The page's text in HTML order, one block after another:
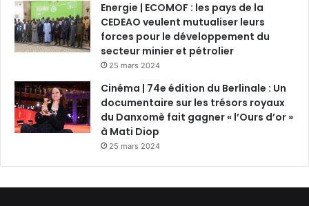
Energie | ECOMOF : les pays de la
CEDEAO veulent mutualiser leurs
forces pour le développement du
secteur minier et pétrolier
25 mars 2024
Cinéma | 74e édition du Berlinale : Un
documentaire sur les trésors royaux
du Danxomè fait gagner « l’Ours d’or »
à Mati Diop
25 mars 2024